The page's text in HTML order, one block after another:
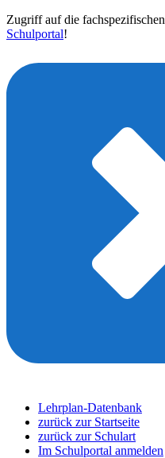
Zugriff auf die
Schulportal!
Lehrplan-Datenbank
zurück zur Startseite
zurück zur Schulart
Im Schulportal anmelden